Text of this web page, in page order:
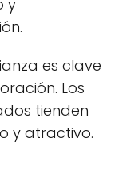
y
es clave
Los
tienden
y atractivo.